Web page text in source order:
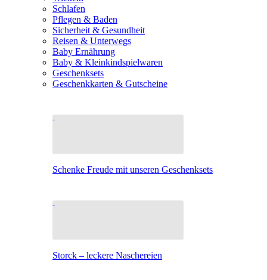
Schlafen
Pflegen & Baden
Sicherheit & Gesundheit
Reisen & Unterwegs
Baby Ernährung
Baby & Kleinkindspielwaren
Geschenksets
Geschenkkarten & Gutscheine
Schenke Freude mit unseren Geschenksets
Storck – leckere Naschereien